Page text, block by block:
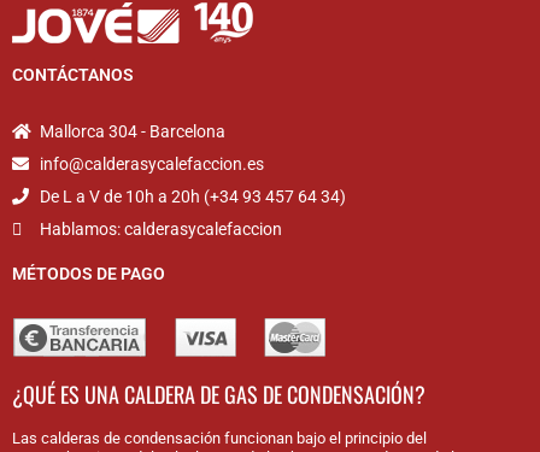
CONTÁCTANOS
Mallorca 304 - Barcelona
info@calderasycalefaccion.es
De L a V de 10h a 20h (+34 93 457 64 34)
Hablamos: calderasycalefaccion
MÉTODOS DE PAGO
¿QUÉ ES UNA CALDERA DE GAS DE CONDENSACIÓN?
Las calderas de condensación funcionan bajo el principio del